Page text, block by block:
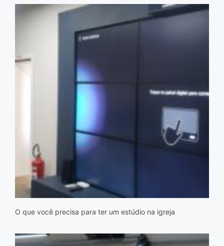
O que você precisa para ter um estúdio na igreja